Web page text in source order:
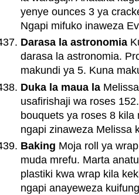
yenye ounces 3 ya
Ngapi mifuko inaweza
Darasa la astronomia
darasa la astronomia.
makundi ya 5. Kuna
Duka la maua la
usafirishaji wa roses
bouquets ya roses 8 kila
ngapi zinaweza Melissa
Baking Moja roll ya
muda mrefu. Marta
plastiki kwa wrap kila
ngapi anayeweza